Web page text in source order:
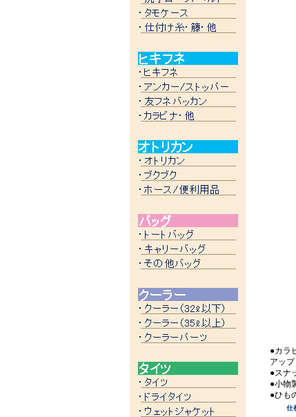
●カラ
アップ
●スナ
●小物
●ひも